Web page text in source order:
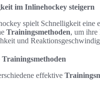
im Inlinehockey steigern
spielt Schnelligkeit eine
Trainingsmethoden, um ihre
und
effektive